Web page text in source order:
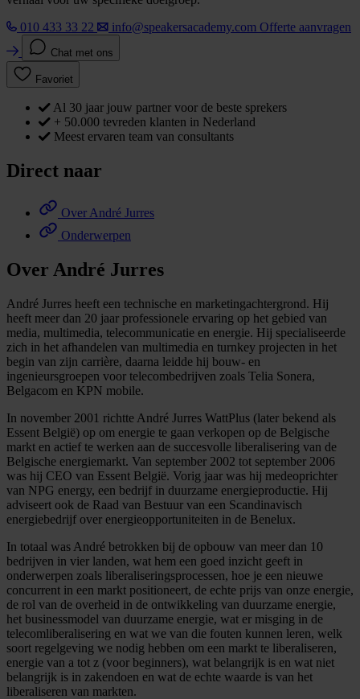
010 433 33 22
info@speakersacademy.com Offerte aanvragen
Chat met ons
Favoriet
Al 30 jaar jouw partner voor de beste sprekers
+ 50.000 tevreden klanten in Nederland
Meest ervaren team van consultants
Direct naar
Over André Jurres
Onderwerpen
Over André Jurres
André Jurres heeft een technische en marketingachtergrond. Hij
heeft meer dan 20 jaar professionele ervaring op het gebied van
media, multimedia, telecommunicatie en energie. Hij specialiseerde
zich in het afhandelen van multimedia en turnkey projecten in het
begin van zijn carrière, daarna leidde hij bouw- en
ingenieursgroepen voor telecombedrijven zoals Telia Sonera,
Belgacom en KPN mobile.
In november 2001 richtte André Jurres WattPlus (later bekend als
Essent België) op om energie te gaan verkopen op de Belgische
markt en actief te werken aan de succesvolle liberalisering van de
Belgische energiemarkt. Van september 2002 tot september 2006
was hij CEO van Essent België. Vorig jaar was hij medeoprichter
van NPG energy, een bedrijf in duurzame energieproductie. Hij
adviseert ook de Raad van Bestuur van een Scandinavisch
energiebedrijf over energieopportuniteiten in de Benelux.
In totaal was André betrokken bij de opbouw van meer dan 10
bedrijven in vier landen, wat hem een goed inzicht geeft in
onderwerpen zoals liberaliseringsprocessen, hoe je een nieuwe
concurrent in een markt positioneert, de echte prijs van onze energie,
de rol van de overheid in de ontwikkeling van duurzame energie,
het businessmodel van duurzame energie, wat er misging in de
telecomliberalisering en wat we van die fouten kunnen leren, welk
soort regelgeving we nodig hebben om een markt te liberaliseren,
energie van a tot z (voor beginners), wat belangrijk is en wat niet
belangrijk is in zakendoen en wat de echte waarde is van het
liberaliseren van markten.